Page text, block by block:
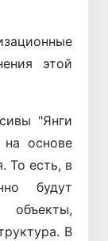
этой
"Янги
на основе
То есть, в
будут
объекты,
В